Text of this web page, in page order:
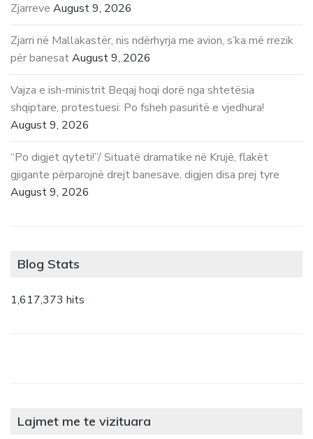
Zjarreve August 9, 2026
Zjarri në Mallakastër, nis ndërhyrja me avion, s’ka më rrezik
për banesatAugust 9, 2026
Vajza e ish-ministrit Beqaj hoqi dorë nga shtetësia
shqiptare, protestuesi: Po fsheh pasuritë e vjedhura!
August 9, 2026
“Po digjet qyteti!”/ Situatë dramatike në Krujë, flakët
gjigante përparojnë drejt banesave, digjen disa prej tyre
August 9, 2026
Blog Stats
1,617,373 hits
Lajmet me te vizituara